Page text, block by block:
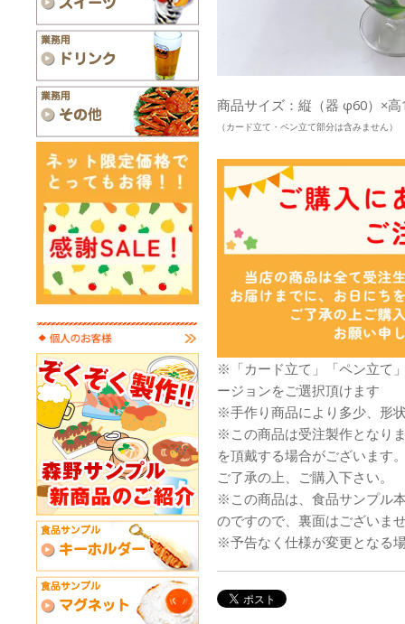
商品サイズ：縦（器 φ60）×高
（カード立て・ペン立て部分は含みません）
※「カード立て」「ペン立て
ージョンをご選択頂けます
※手作り商品により多少、形
※この商品は受注製作となり
を頂戴する場合がございます
ご了承の上、ご購入下さい。
※この商品は、食品サンプル
のですので、裏面はございま
※予告なく仕様が変更となる